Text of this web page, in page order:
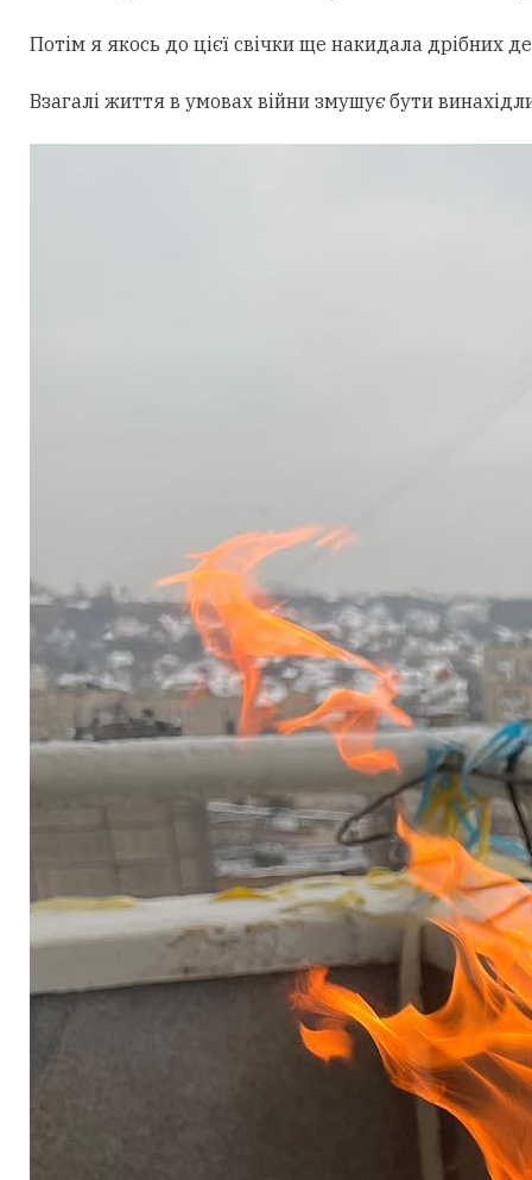
Потім я якось до цієї свічки ще накидала дрібних
Взагалі життя в умовах війни змушує бути